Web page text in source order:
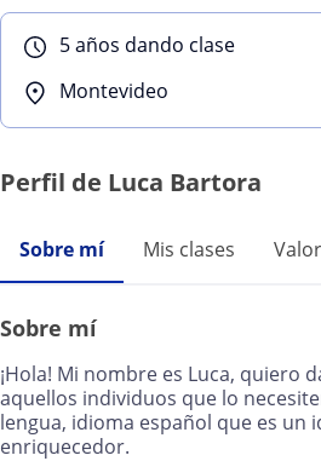
5 años dando clase
Montevideo
Perfil de Luca Bartora
Sobre mí Mis clases
Sobre mí
¡Hola! Mi nombre es Luca, quiero
aquellos individuos que lo
lengua, idioma español que es un
enriquecedor.